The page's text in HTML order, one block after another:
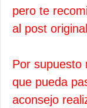
pero te
al post
Por supuesto
que pueda
aconsejo